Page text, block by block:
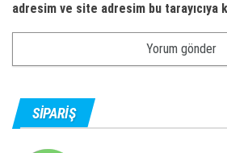
adresim ve site adresim bu tarayıcıya
SIPARIŞ